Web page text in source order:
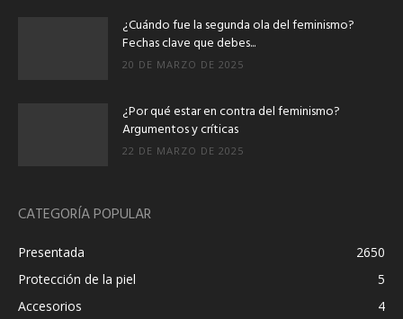
¿Cuándo fue la segunda ola del feminismo?
Fechas clave que debes...
20 DE MARZO DE 2025
¿Por qué estar en contra del feminismo?
Argumentos y críticas
22 DE MARZO DE 2025
CATEGORÍA POPULAR
Presentada
2650
Protección de la piel
5
Accesorios
4